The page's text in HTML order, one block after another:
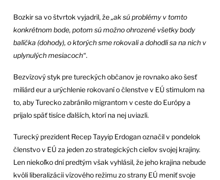
Bozkir sa vo štvrtok vyjadril, že„ak sú problémy v tomto
konkrétnom bode, potom sú možno ohrozené všetky body
balíčka (dohody), o ktorých sme rokovali a dohodli sa na nich v
uplynulých mesiacoch“.
Bezvízový styk pre tureckých občanov je rovnako ako šesť
miliárd eur a urýchlenie rokovaní o členstve v EÚ stimulom na
to, aby Turecko zabránilo migrantom v ceste do Európy a
prijalo späť tisíce ďalších, ktorí na nej uviazli.
Turecký prezident Recep Tayyip Erdogan označil v pondelok
členstvo v EÚ za jeden zo strategických cieľov svojej krajiny.
Len niekoľko dní predtým však vyhlásil, že jeho krajina nebude
kvôli liberalizácii vízového režimu zo strany EÚ meniť svoje